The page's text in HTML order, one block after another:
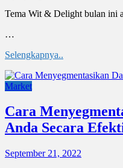
Tema Wit & Delight bulan ini
…
Selengkapnya..
Market
Cara
Anda Secara
September 21, 2022